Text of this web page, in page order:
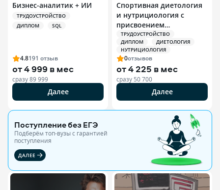
Бизнес-аналитик + ИИ
ТРУДОУСТРОЙСТВО
ДИПЛОМ
SQL
4.8191 отзыв
от4 999 в мес
сразу89 999
Далее
Спортивная диетология
и нутрициология с
присвоением
квалификации
Специалист по
спортивной
нутрициологии
ТРУДОУСТРОЙСТВО
ДИПЛОМ
ДИЕТОЛОГИЯ
НУТРИЦИОЛОГИЯ
0отзывов
от4 225 в мес
сразу 50 700
Далее
Поступление без ЕГЭ
Подберём топ-вузы c гарантией
поступления
ДАЛЕЕ